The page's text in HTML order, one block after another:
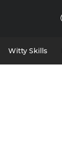
Witty Skills